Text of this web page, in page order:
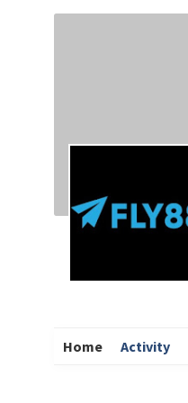
Home Activity